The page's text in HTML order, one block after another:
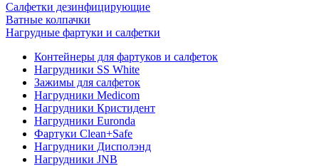
Салфетки дезинфицирующие
Ватные колпачки
Нагрудные фартуки и салфетки
Контейнеры для фартуков и салфеток
Нагрудники SS White
Зажимы для салфеток
Нагрудники Medicom
Нагрудники Кристидент
Нагрудники Euronda
Фартуки Clean+Safe
Нагрудники Дисполэнд
Нагрудники JNB